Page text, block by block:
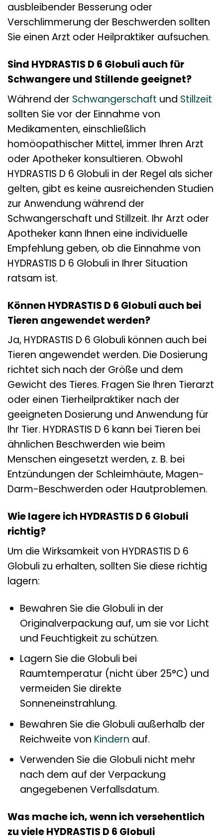
ausbleibender Besserung oder
Verschlimmerung der Beschwerden sollten
Sie einen Arzt oder Heilpraktiker aufsuchen.
Sind HYDRASTIS D 6 Globuli auch für
Schwangere und Stillende geeignet?
Während der Schwangerschaft und Stillzeit
sollten Sie vor der Einnahme von
Medikamenten, einschließlich
homöopathischer Mittel, immer Ihren Arzt
oder Apotheker konsultieren. Obwohl
HYDRASTIS D 6 Globuli in der Regel als sicher
gelten, gibt es keine ausreichenden Studien
zur Anwendung während der
Schwangerschaft und Stillzeit. Ihr Arzt oder
Apotheker kann Ihnen eine individuelle
Empfehlung geben, ob die Einnahme von
HYDRASTIS D 6 Globuli in Ihrer Situation
ratsam ist.
Können HYDRASTIS D 6 Globuli auch bei
Tieren angewendet werden?
Ja, HYDRASTIS D 6 Globuli können auch bei
Tieren angewendet werden. Die Dosierung
richtet sich nach der Größe und dem
Gewicht des Tieres. Fragen Sie Ihren Tierarzt
oder einen Tierheilpraktiker nach der
geeigneten Dosierung und Anwendung für
Ihr Tier. HYDRASTIS D 6 kann bei Tieren bei
ähnlichen Beschwerden wie beim
Menschen eingesetzt werden, z. B. bei
Entzündungen der Schleimhäute, Magen-
Darm-Beschwerden oder Hautproblemen.
Wie lagere ich HYDRASTIS D 6 Globuli
richtig?
Um die Wirksamkeit von HYDRASTIS D 6
Globuli zu erhalten, sollten Sie diese richtig
lagern:
Bewahren Sie die Globuli in der
Originalverpackung auf, um sie vor Licht
und Feuchtigkeit zu schützen.
Lagern Sie die Globuli bei
Raumtemperatur (nicht über 25°C) und
vermeiden Sie direkte
Sonneneinstrahlung.
Bewahren Sie die Globuli außerhalb der
Reichweite von Kindern auf.
Verwenden Sie die Globuli nicht mehr
nach dem auf der Verpackung
angegebenen Verfallsdatum.
Was mache ich, wenn ich versehentlich
zu viele HYDRASTIS D 6 Globuli